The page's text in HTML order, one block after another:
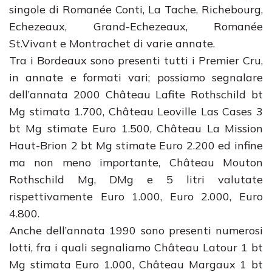
singole di Romanée Conti, La Tache, Richebourg,
Echezeaux, Grand-Echezeaux, Romanée
St.Vivant e Montrachet di varie annate.
Tra i Bordeaux sono presenti tutti i Premier Cru,
in annate e formati vari; possiamo segnalare
dell’annata 2000 Château Lafite Rothschild bt
Mg stimata 1.700, Château Leoville Las Cases 3
bt Mg stimate Euro 1.500, Château La Mission
Haut-Brion 2 bt Mg stimate Euro 2.200 ed infine
ma non meno importante, Château Mouton
Rothschild Mg, DMg e 5 litri valutate
rispettivamente Euro 1.000, Euro 2.000, Euro
4.800.
Anche dell’annata 1990 sono presenti numerosi
lotti, fra i quali segnaliamo Château Latour 1 bt
Mg stimata Euro 1.000, Château Margaux 1 bt